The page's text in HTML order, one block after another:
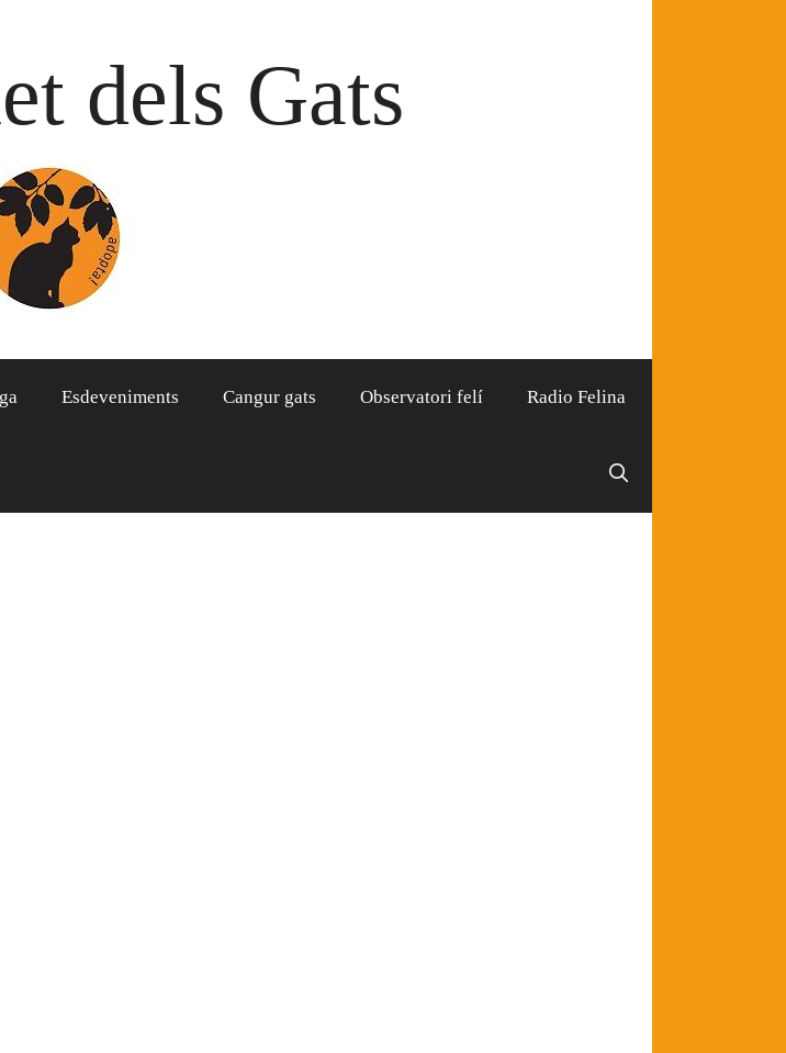
dels Gats
Esdeveniments Cangur gats Observatori felí Radio Felina